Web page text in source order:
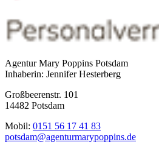
Agentur Mary Poppins Potsdam
Inhaberin: Jennifer Hesterberg
Großbeerenstr. 101
14482 Potsdam
Mobil: 0151 56 17 41 83
potsdam@agenturmarypoppins.de